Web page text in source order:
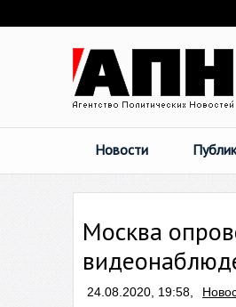
Новости
Москва
24.08.2020, 19:58,